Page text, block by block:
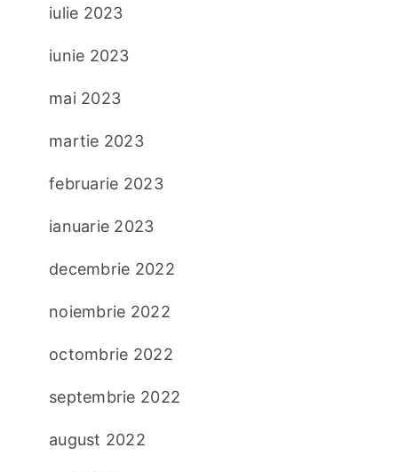
iulie 2023
iunie 2023
mai 2023
martie 2023
februarie 2023
ianuarie 2023
decembrie 2022
noiembrie 2022
octombrie 2022
septembrie 2022
august 2022